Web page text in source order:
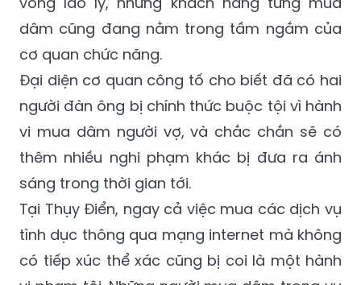
cơ quan chức năng.
Đại diện cơ quan công tố cho biết đã có hai
người đàn ông bị chính thức buộc tội vì hành
vi mua dâm người vợ, và chắc chắn sẽ có
thêm nhiều nghi phạm khác bị đưa ra ánh
sáng trong thời gian tới.
Tại Thụy Điển, ngay cả việc mua các dịch vụ
tình dục thông qua mạng internet mà không
có tiếp xúc thể xác cũng bị coi là một hành
vi phạm tội. Những người mua dâm trong vụ
án này có thể phải nhận án phạt lên tới một